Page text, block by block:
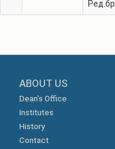
Ред.бр.
ABOUT US
Dean's Office
Institutes
History
Contact